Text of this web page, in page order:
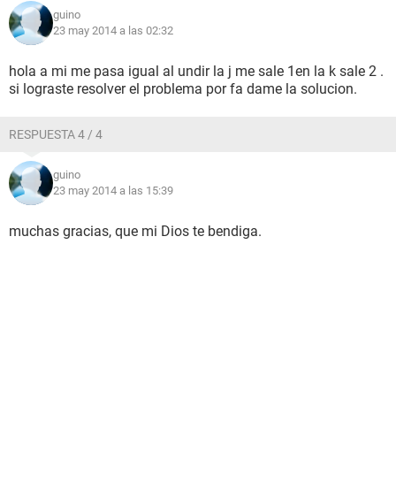
guino
23 may 2014 a las 02:32
hola a mi me pasa igual al undir la j me sale 1en la k sale 2 .
si lograste resolver el problema por fa dame la solucion.
RESPUESTA 4 / 4
guino
23 may 2014 a las 15:39
muchas gracias, que mi Dios te bendiga.